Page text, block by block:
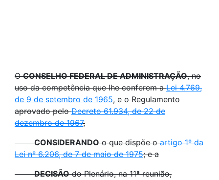
OCONSELHO FEDERAL DE ADMINISTRAÇÃO, no
uso da competência que lhe conferem aLei 4.769,
de 9 de setembro de 1965, e o Regulamento
aprovado peloDecreto 61.934, de 22 de
dezembro de 1967,
CONSIDERANDOo que dispõe oartigo 1º da
Lei nº 6.206, de 7 de maio de 1975; e a
DECISÃOdo Plenário, na 11ª reunião,